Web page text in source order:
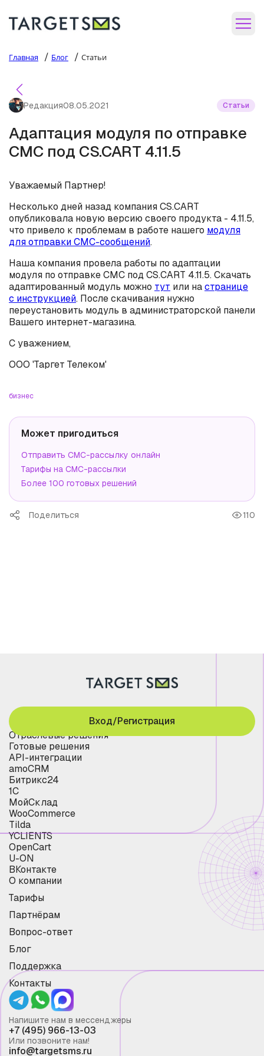
Главная / Блог / Статьи
Редакция08.05.2021 Статьи
Адаптация модуля по отправке
СМС под CS.CART 4.11.5
Уважаемый Партнер!
Несколько дней назад компания CS.CART
опубликовала новую версию своего продукта - 4.11.5,
что привело к проблемам в работе нашего модуля
для отправки СМС-сообщений.
Наша компания провела работы по адаптации
модуля по отправке СМС под CS.CART 4.11.5. Скачать
адаптированный модуль можно тут или настранице
с инструкцией. После скачивания нужно
переустановить модуль в администраторской панели
Вашего интернет-магазина.
С уважением,
ООО 'Таргет Телеком'
бизнес
Может пригодиться
Отправить СМС-рассылку онлайн
Тарифы на СМС-рассылки
Более 100 готовых решений
Поделиться 110
Отраслевые решения
Готовые решения
API-интеграции
amoCRM
Битрикс24
1С
МойСклад
WooCommerce
Tilda
YCLIENTS
OpenCart
U-ON
ВКонтакте
О компании
Тарифы
Партнёрам
Вопрос-ответ
Блог
Поддержка
Контакты
Вход/Регистрация
Напишите нам в мессенджеры
+7 (495) 966-13-03
Или позвоните нам!
info@targetsms.ru